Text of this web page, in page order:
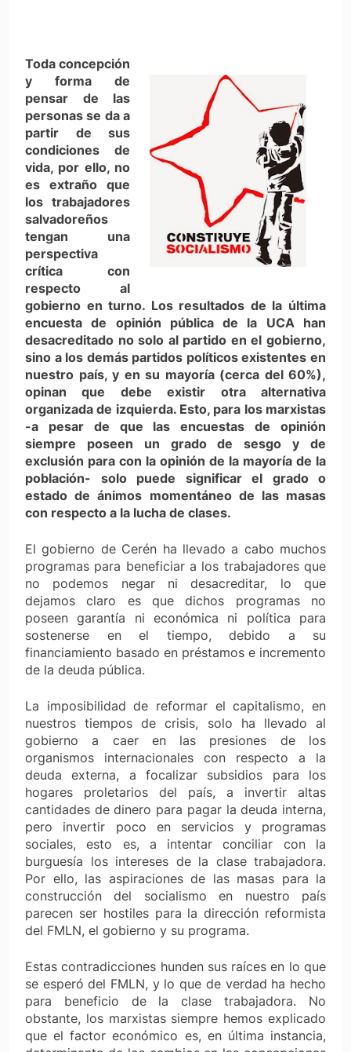
Toda concepción
y forma de
pensar de las
personas se da a
partir de sus
condiciones de
vida, por ello, no
es extraño que
los trabajadores
salvadoreños
tengan una
perspectiva
crítica con
respecto al
gobierno en turno. Los resultados de la última
encuesta de opinión pública de la UCA han
desacreditado no solo al partido en el gobierno,
sino a los demás partidos políticos existentes en
nuestro país, y en su mayoría (cerca del 60%),
opinan que debe existir otra alternativa
organizada de izquierda. Esto, para los marxistas
-a pesar de que las encuestas de opinión
siempre poseen un grado de sesgo y de
exclusión para con la opinión de la mayoría de la
población- solo puede significar el grado o
estado de ánimos momentáneo de las masas
con respecto a la lucha de clases.
El gobierno de Cerén ha llevado a cabo muchos
programas para beneficiar a los trabajadores que
no podemos negar ni desacreditar, lo que
dejamos claro es que dichos programas no
poseen garantía ni económica ni política para
sostenerse en el tiempo, debido a su
financiamiento basado en préstamos e incremento
de la deuda pública.
La imposibilidad de reformar el capitalismo, en
nuestros tiempos de crisis, solo ha llevado al
gobierno a caer en las presiones de los
organismos internacionales con respecto a la
deuda externa, a focalizar subsidios para los
hogares proletarios del país, a invertir altas
cantidades de dinero para pagar la deuda interna,
pero invertir poco en servicios y programas
sociales, esto es, a intentar conciliar con la
burguesía los intereses de la clase trabajadora.
Por ello, las aspiraciones de las masas para la
construcción del socialismo en nuestro país
parecen ser hostiles para la dirección reformista
del FMLN, el gobierno y su programa.
Estas contradicciones hunden sus raíces en lo que
se esperó del FMLN, y lo que de verdad ha hecho
para beneficio de la clase trabajadora. No
obstante, los marxistas siempre hemos explicado
que el factor económico es, en última instancia,